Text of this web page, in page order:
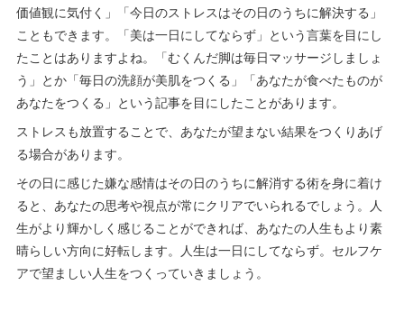
価値観に気付く」「今日のストレスはその日のうちに解決する」
こともできます。「美は一日にしてならず」という言葉を目にし
たことはありますよね。「むくんだ脚は毎日マッサージしましょ
う」とか「毎日の洗顔が美肌をつくる」「あなたが食べたものが
あなたをつくる」という記事を目にしたことがあります。
ストレスも放置することで、あなたが望まない結果をつくりあげ
る場合があります。
その日に感じた嫌な感情はその日のうちに解消する術を身に着け
ると、あなたの思考や視点が常にクリアでいられるでしょう。人
生がより輝かしく感じることができれば、あなたの人生もより素
晴らしい方向に好転します。人生は一日にしてならず。セルフケ
アで望ましい人生をつくっていきましょう。